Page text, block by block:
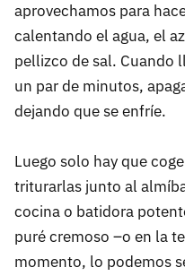
aprovechamos para
calentando el agua, el
pellizco de sal. Cuando
un par de minutos,
dejando que se enfríe.
Luego solo hay que
triturarlas junto al
cocina o batidora
puré cremoso –o en la
momento, lo podemos